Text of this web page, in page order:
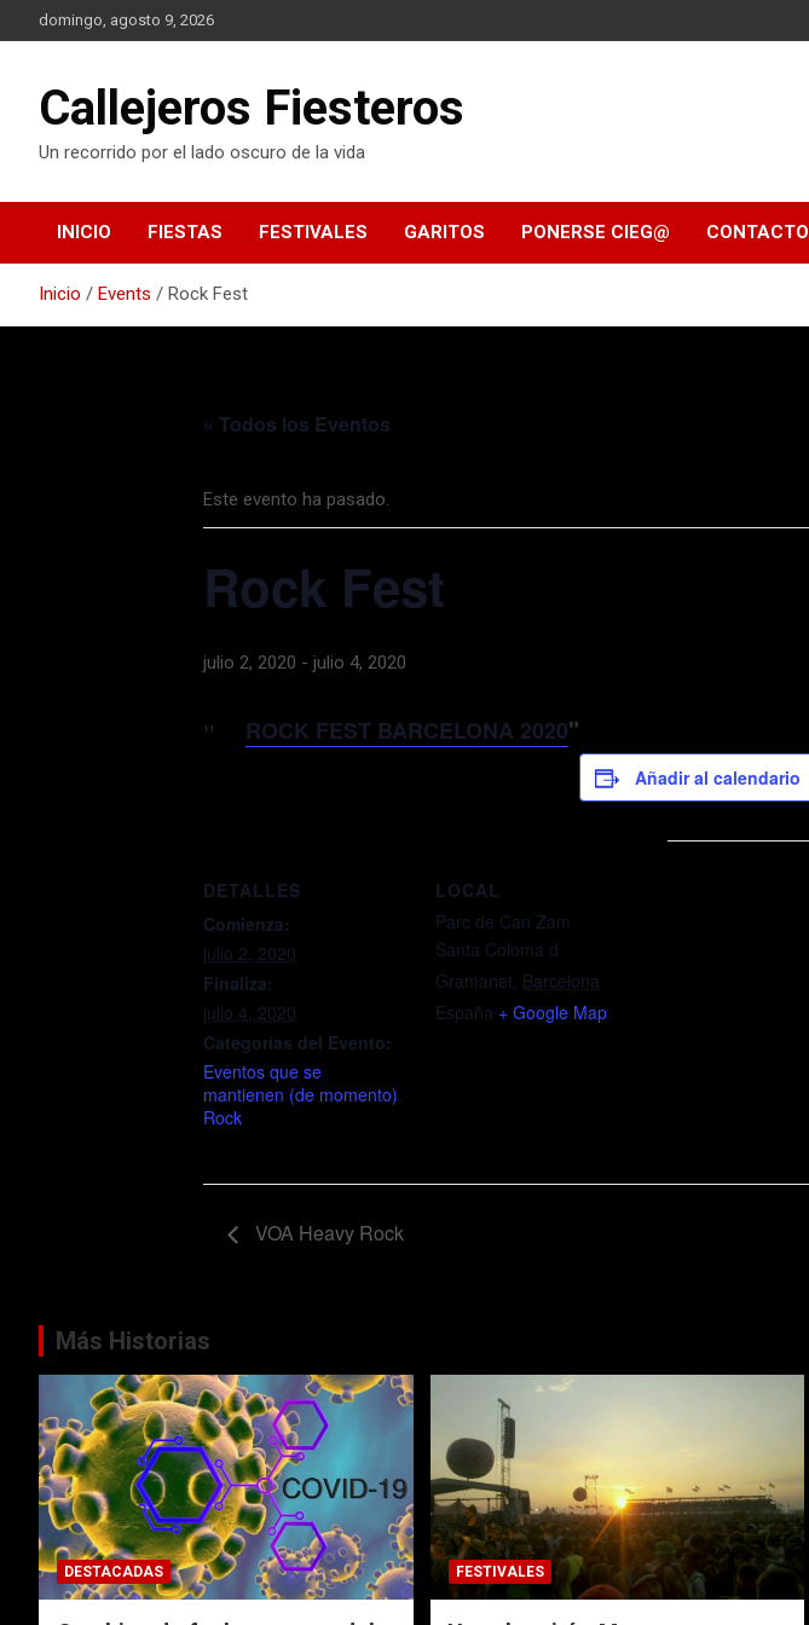
a
n
domingo, agosto 9, 2026
Callejeros Fiesteros
Un recorrido por el lado oscuro de la vida
INICIO FIESTAS FESTIVALES GARITOS PONERSE CIEG@ CONTACTO
Inicio Events Rock Fest
« Todos los Eventos
Este evento ha pasado.
Rock Fest
julio 2, 2020 - julio 4, 2020
ROCK FEST BARCELONA 2020
Añadir al calendario
DETALLES
Comienza:
julio 2, 2020
Finaliza:
julio 4, 2020
Categorías del Evento:
Eventos que se
mantienen (de momento),
Rock
LOCAL
Parc de Can Zam
Santa Coloma d
Gramanet, Barcelona
España + Google Map
VOA Heavy Rock
Más Historias
DESTACADAS FESTIVALES